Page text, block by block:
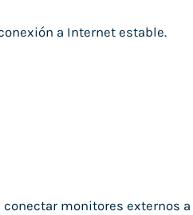
a Internet estable.
conectar monitores externos